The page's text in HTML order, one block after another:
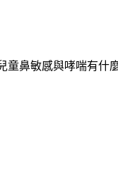
鼻敏感與哮喘有什